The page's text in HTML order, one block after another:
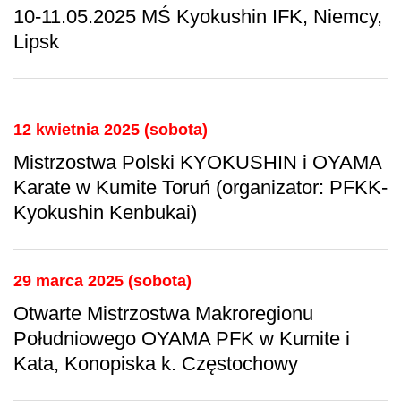
10-11.05.2025 MŚ Kyokushin IFK, Niemcy,
Lipsk
12 kwietnia 2025 (sobota)
Mistrzostwa Polski KYOKUSHIN i OYAMA
Karate w Kumite Toruń (organizator: PFKK-
Kyokushin Kenbukai)
29 marca 2025 (sobota)
Otwarte Mistrzostwa Makroregionu
Południowego OYAMA PFK w Kumite i
Kata, Konopiska k. Częstochowy